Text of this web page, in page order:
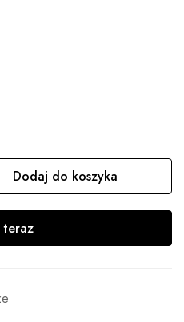
Dodaj do koszyka
teraz